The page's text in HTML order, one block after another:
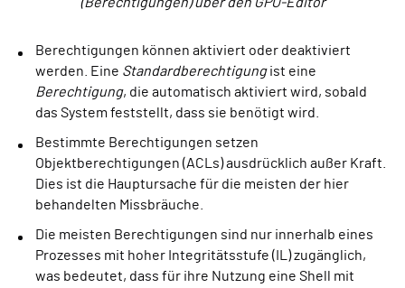
Berechtigungen können aktiviert oder deaktiviert
werden. Eine Standardberechtigungist eine
Berechtigung, die automatisch aktiviert wird, sobald
das System feststellt, dass sie benötigt wird.
Bestimmte Berechtigungen setzen
Objektberechtigungen (ACLs) ausdrücklich außer Kraft.
Dies ist die Hauptursache für die meisten der hier
behandelten Missbräuche.
Die meisten Berechtigungen sind nur innerhalb eines
Prozesses mit hoher Integritätsstufe (IL) zugänglich,
was bedeutet, dass für ihre Nutzung eine Shell mit